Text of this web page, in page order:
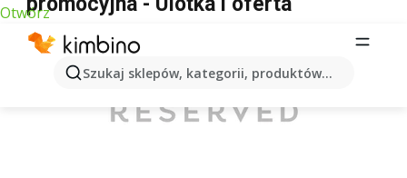
Otwórz
Szukaj sklepów, kategorii, produktów...